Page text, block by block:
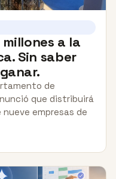
millones a la
Sin saber
de
que distribuirá
empresas de